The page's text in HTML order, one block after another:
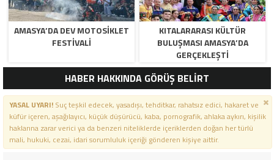
AMASYA’DA DEV MOTOSIKLET
FESTIVALI
KITALARARASI KÜLTÜR
BULUŞMASI AMASYA’DA
GERÇEKLEŞTI
HABER HAKKINDA GÖRÜŞ BELİRT
YASAL UYARI!Suç teşkil edecek, yasadışı, tehditkar, rahatsız edici, hakaret ve
küfür içeren, aşağılayıcı, küçük düşürücü, kaba, pornografik, ahlaka aykırı, kişilik
haklarına zarar verici ya da benzeri niteliklerde içeriklerden doğan her türlü
mali, hukuki, cezai, idari sorumluluk içeriği gönderen kişiye aittir.